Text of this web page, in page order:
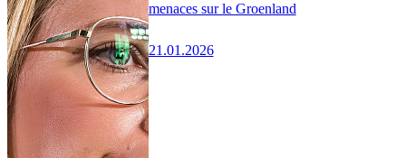
menaces sur le Groenland
21.01.2026